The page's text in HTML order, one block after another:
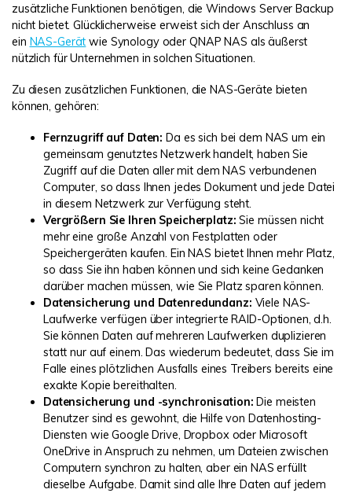
zusätzliche Funktionen benötigen, die Windows Server Backup
nicht bietet. Glücklicherweise erweist sich der Anschluss an
ein NAS-Gerät wie Synology oder QNAP NAS als äußerst
nützlich für Unternehmen in solchen Situationen.
Zu diesen zusätzlichen Funktionen, die NAS-Geräte bieten
können, gehören:
Fernzugriff auf Daten: Da es sich bei dem NAS um ein
gemeinsam genutztes Netzwerk handelt, haben Sie
Zugriff auf die Daten aller mit dem NAS verbundenen
Computer, so dass Ihnen jedes Dokument und jede Datei
in diesem Netzwerk zur Verfügung steht.
Vergrößern Sie Ihren Speicherplatz: Sie müssen nicht
mehr eine große Anzahl von Festplatten oder
Speichergeräten kaufen. Ein NAS bietet Ihnen mehr Platz,
so dass Sie ihn haben können und sich keine Gedanken
darüber machen müssen, wie Sie Platz sparen können.
Datensicherung und Datenredundanz: Viele NAS-
Laufwerke verfügen über integrierte RAID-Optionen, d.h.
Sie können Daten auf mehreren Laufwerken duplizieren
statt nur auf einem. Das wiederum bedeutet, dass Sie im
Falle eines plötzlichen Ausfalls eines Treibers bereits eine
exakte Kopie bereithalten.
Datensicherung und -synchronisation: Die meisten
Benutzer sind es gewohnt, die Hilfe von Datenhosting-
Diensten wie Google Drive, Dropbox oder Microsoft
OneDrive in Anspruch zu nehmen, um Dateien zwischen
Computern synchron zu halten, aber ein NAS erfüllt
dieselbe Aufgabe. Damit sind alle Ihre Daten auf jedem